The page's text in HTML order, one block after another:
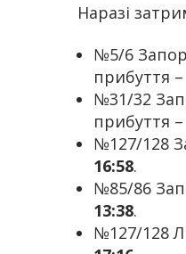
Наразі
№5/6
прибуття –
№31/32
прибуття –
№127/128
16:58.
№85/86
13:38.
№127/128